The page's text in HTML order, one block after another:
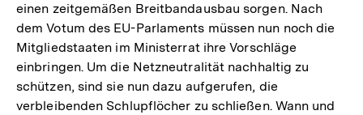
einen zeitgemäßen Breitbandausbau sorgen. Nach
dem Votum des EU-Parlaments müssen nun noch die
Mitgliedstaaten im Ministerrat ihre Vorschläge
einbringen. Um die Netzneutralität nachhaltig zu
schützen, sind sie nun dazu aufgerufen, die
verbleibenden Schlupflöcher zu schließen. Wann und